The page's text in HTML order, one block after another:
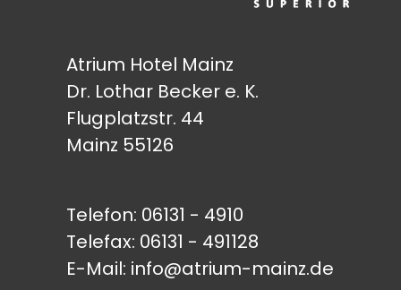
Atrium Hotel Mainz
Dr. Lothar Becker e. K.
Flugplatzstr. 44
Mainz 55126
Telefon: 06131 - 4910
Telefax: 06131 - 491128
E-Mail: info@atrium-mainz.de